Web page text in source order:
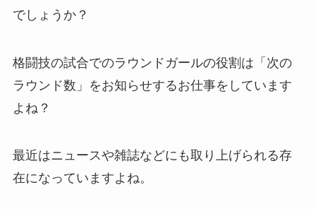
でしょうか？
格闘技の試合でのラウンドガールの役割は「次の
ラウンド数」をお知らせするお仕事をしています
よね？
最近はニュースや雑誌などにも取り上げられる存
在になっていますよね。